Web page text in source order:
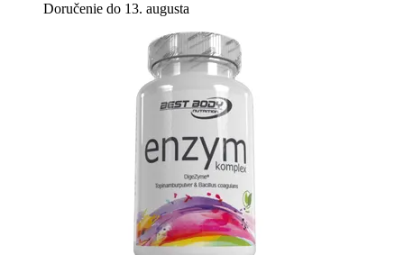
Doručenie do 13. augusta